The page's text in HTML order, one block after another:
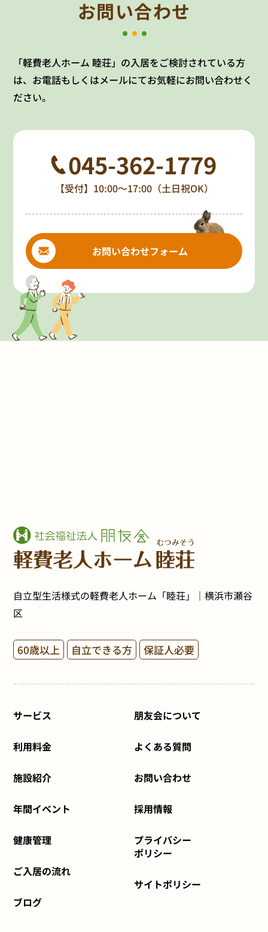
お問い合わせ
「軽費老人ホーム 睦荘」の入居をご検討されている方
は、お電話もしくはメールにてお気軽にお問い合わせく
ださい。
045-362-1779
【受付】10:00～17:00（土日祝OK）
お問い合わせフォーム
自立型生活様式の軽費老人ホーム「睦荘」｜横浜市瀬谷
区
60歳以上 自立できる方 保証人必要
サービス
利用料金
施設紹介
年間イベント
健康管理
ご入居の流れ
ブログ
朋友会について
よくある質問
お問い合わせ
採用情報
プライバシー
ポリシー
サイトポリシー